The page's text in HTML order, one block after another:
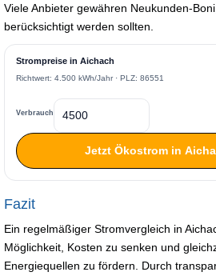
Viele Anbieter gewähren Neukunden-
berücksichtigt werden sollten.
Strompreise in Aichach
Richtwert: 4.500 kWh/Jahr · PLZ: 86551
Verbrauch
Jetzt Ökostrom in
Fazit
Ein regelmäßiger Stromvergleich in
Möglichkeit, Kosten zu senken und
Energiequellen zu fördern. Durch